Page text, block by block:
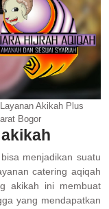
Akikah Plus
Bogor
menjadikan suatu
catering aqiqah
akikah ini membuat
yang mendapatkan